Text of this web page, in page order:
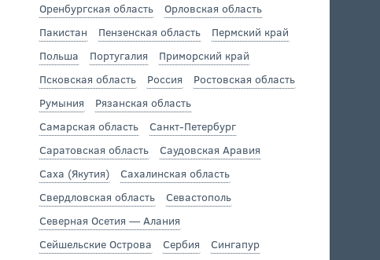
Оренбургская область
Орловская область
Пакистан
Пензенская область
Пермский край
Польша
Португалия
Приморский край
Псковская область
Россия
Ростовская область
Румыния
Рязанская область
Самарская область
Санкт-Петербург
Саратовская область
Саудовская Аравия
Саха (Якутия)
Сахалинская область
Свердловская область
Севастополь
Северная Осетия — Алания
Сейшельские Острова
Сербия
Сингапур